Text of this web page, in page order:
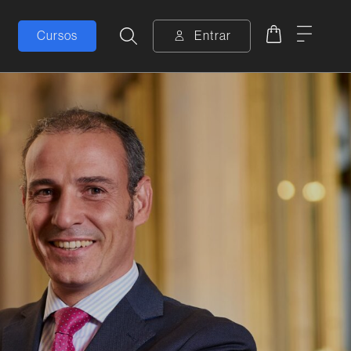
Cursos Buscar Entrar Carrito
Menú